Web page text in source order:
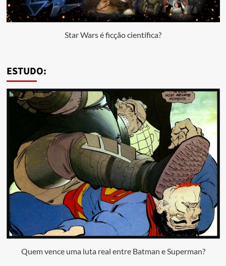
Star Wars é ficção científica?
ESTUDO:
Quem vence uma luta real entre Batman e Superman?